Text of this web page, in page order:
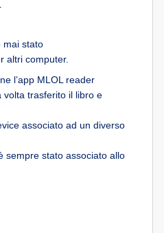
mai stato
altri computer.
l’app MLOL reader
trasferito il libro e
associato ad un diverso
sempre stato associato allo